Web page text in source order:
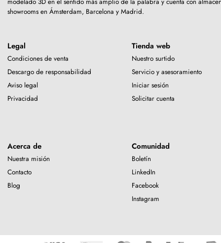
showrooms en Ámsterdam, Barcelona y Madrid.
Legal
Condiciones de venta
Descargo de responsabilidad
Aviso legal
Privacidad
Tienda web
Nuestro surtido
Servicio y asesoramiento
Iniciar sesión
Solicitar cuenta
Acerca de
Nuestra misión
Contacto
Blog
Comunidad
Boletín
LinkedIn
Facebook
Instagram